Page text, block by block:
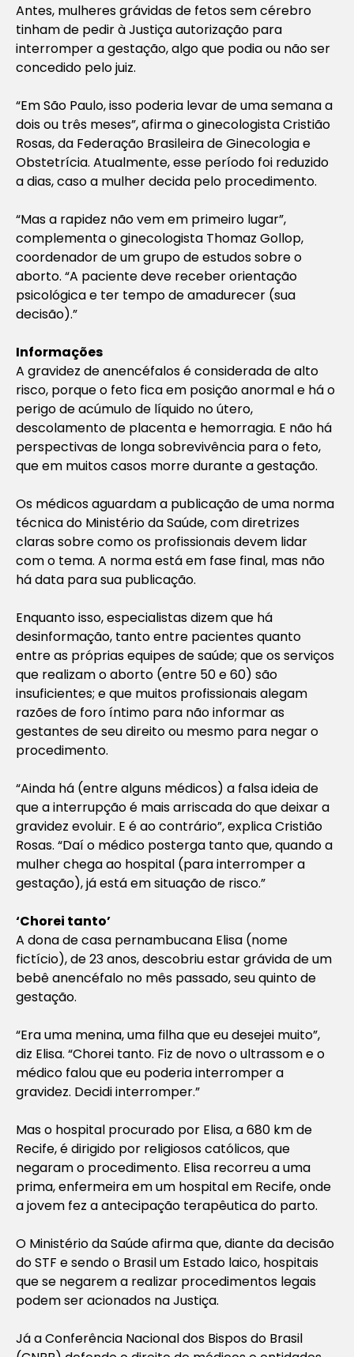
Antes, mulheres grávidas de fetos sem cérebro
tinham de pedir à Justiça autorização para
interromper a gestação, algo que podia ou não ser
concedido pelo juiz.
“Em São Paulo, isso poderia levar de uma semana a
dois ou três meses”, afirma o ginecologista Cristião
Rosas, da Federação Brasileira de Ginecologia e
Obstetrícia. Atualmente, esse período foi reduzido
a dias, caso a mulher decida pelo procedimento.
“Mas a rapidez não vem em primeiro lugar”,
complementa o ginecologista Thomaz Gollop,
coordenador de um grupo de estudos sobre o
aborto. “A paciente deve receber orientação
psicológica e ter tempo de amadurecer (sua
decisão).”
Informações
A gravidez de anencéfalos é considerada de alto
risco, porque o feto fica em posição anormal e há o
perigo de acúmulo de líquido no útero,
descolamento de placenta e hemorragia. E não há
perspectivas de longa sobrevivência para o feto,
que em muitos casos morre durante a gestação.
Os médicos aguardam a publicação de uma norma
técnica do Ministério da Saúde, com diretrizes
claras sobre como os profissionais devem lidar
com o tema. A norma está em fase final, mas não
há data para sua publicação.
Enquanto isso, especialistas dizem que há
desinformação, tanto entre pacientes quanto
entre as próprias equipes de saúde; que os serviços
que realizam o aborto (entre 50 e 60) são
insuficientes; e que muitos profissionais alegam
razões de foro íntimo para não informar as
gestantes de seu direito ou mesmo para negar o
procedimento.
“Ainda há (entre alguns médicos) a falsa ideia de
que a interrupção é mais arriscada do que deixar a
gravidez evoluir. E é ao contrário”, explica Cristião
Rosas. “Daí o médico posterga tanto que, quando a
mulher chega ao hospital (para interromper a
gestação), já está em situação de risco.”
‘Chorei tanto’
A dona de casa pernambucana Elisa (nome
fictício), de 23 anos, descobriu estar grávida de um
bebê anencéfalo no mês passado, seu quinto de
gestação.
“Era uma menina, uma filha que eu desejei muito”,
diz Elisa. “Chorei tanto. Fiz de novo o ultrassom e o
médico falou que eu poderia interromper a
gravidez. Decidi interromper.”
Mas o hospital procurado por Elisa, a 680 km de
Recife, é dirigido por religiosos católicos, que
negaram o procedimento. Elisa recorreu a uma
prima, enfermeira em um hospital em Recife, onde
a jovem fez a antecipação terapêutica do parto.
O Ministério da Saúde afirma que, diante da decisão
do STF e sendo o Brasil um Estado laico, hospitais
que se negarem a realizar procedimentos legais
podem ser acionados na Justiça.
Já a Conferência Nacional dos Bispos do Brasil